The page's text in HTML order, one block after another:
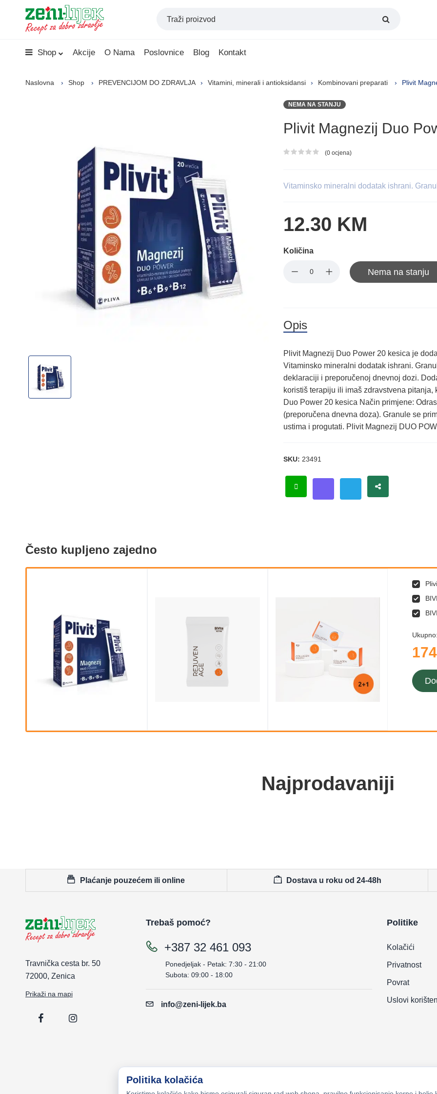
Shop Akcije O Nama Poslovnice Blog Kontakt
Naslovna Shop PREVENCIJOM DO ZDRAVLJA Vitamini, minerali i antioksidansi Kombinovani preparati Plivit
NEMA NA STANJU
Plivit Magnezij Duo
Ocjena proizvoda
(0 ocjena)
Vitaminsko mineralni dodatak ishrani.
12.30 KM
Količina
Nema na stanju
Opis
Plivit Magnezij Duo Power 20 kesica je
Vitaminsko mineralni dodatak ishrani.
deklaraciji i preporučenoj dnevnoj dozi.
koristiš terapiju ili imaš zdravstvena
Duo Power 20 kesica Način primjene:
(preporučena dnevna doza). Granule se
ustima i progutati. Plivit Magnezij DUO
SKU: 23491
Često kupljeno zajedno
Ukupno:
Najprodavaniji
Plaćanje pouzećem ili online Dostava u roku od 24-48h
Travnička cesta br. 50
72000, Zenica
Prikaži na mapi
Trebaš pomoć?
+387 32 461 093
Ponedjeljak - Petak: 7:30 - 21:00
Subota: 09:00 - 18:00
info@zeni-lijek.ba
Politike
Kolačići
Privatnost
Povrat
Uslovi
Politika kolačića